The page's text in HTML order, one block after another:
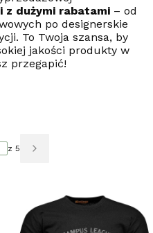
z dużymi rabatami – od
po designerskie
To Twoja szansa, by
jakości produkty w
przegapić!
z 5 Następne produkty